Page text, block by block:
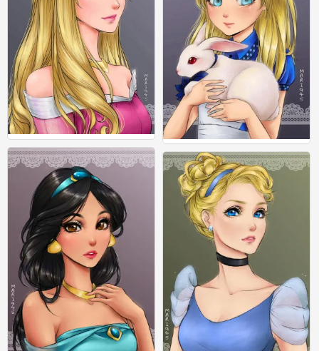
日漫风格的迪士尼，你爱了吗
0
日漫风格的迪士尼，你爱了吗
0